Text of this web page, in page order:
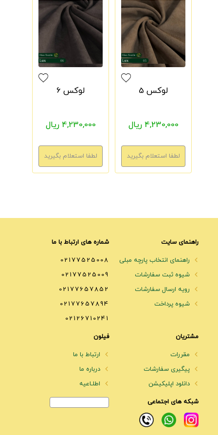
لوکس 5
4,230,000 ریال
لوکس 6
4,230,000 ریال
راهنمای سایت
راهنمای انتخاب پارچه مبلی
شیوه ثبت سفارشات
رویه ارسال سفارشات
شیوه پرداخت
شماره های ارتباط با ما
02177525008
02177525009
02177657852
02177657894
02126710241
مشتریان
مقررات
پیگیری سفارشات
دانلود اپلیکیشن
فیلون
ارتباط با ما
درباره ما
اطلـاعیه
شبکه های اجتماعی